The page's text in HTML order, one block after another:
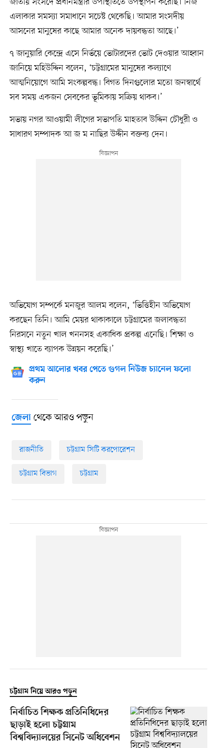
এলাকার সমস্যা সমাধানে সচেষ্ট থেকেছি। আমার সংসদীয়
আসনের মানুষের কাছে আমার অনেক দায়বদ্ধতা আছে।’
৭ জানুয়ারি কেন্দ্রে এসে নির্ভয়ে ভোটারদের ভোট দেওয়ার আহ্বান
জানিয়ে মহিউদ্দিন বলেন, ‘চট্টগ্রামের মানুষের কল্যাণে
আত্মনিয়োগে আমি সংকল্পবদ্ধ। বিগত দিনগুলোর মতো জনস্বার্থে
সব সময় একজন সেবকের ভূমিকায় সক্রিয় থাকব।’
সভায় নগর আওয়ামী লীগের সভাপতি মাহতাব উদ্দিন চৌধুরী ও
সাধারণ সম্পাদক আ জ ম নাছির উদ্দীন বক্তব্য দেন।
অভিযোগ সম্পর্কে মনজুর আলম বলেন, ‘ভিত্তিহীন অভিযোগ
করছেন তিনি। আমি মেয়র থাকাকালে চট্টগ্রামের জলাবদ্ধতা
নিরসনে নতুন খাল খননসহ একাধিক প্রকল্প এনেছি। শিক্ষা ও
স্বাস্থ্য খাতে ব্যাপক উন্নয়ন করেছি।’
প্রথম আলোর খবর পেতে গুগল নিউজ চ্যানেল ফলো
করুন
জেলাথেকে আরও পড়ুন
রাজনীতি চট্টগ্রাম সিটি করপোরেশন
চট্টগ্রাম বিভাগ চট্টগ্রাম
চট্টগ্রাম নিয়ে আরও পড়ুন
নির্বাচিত শিক্ষক প্রতিনিধিদের
ছাড়াই হলো চট্টগ্রাম
বিশ্ববিদ্যালয়ের সিনেট অধিবেশন